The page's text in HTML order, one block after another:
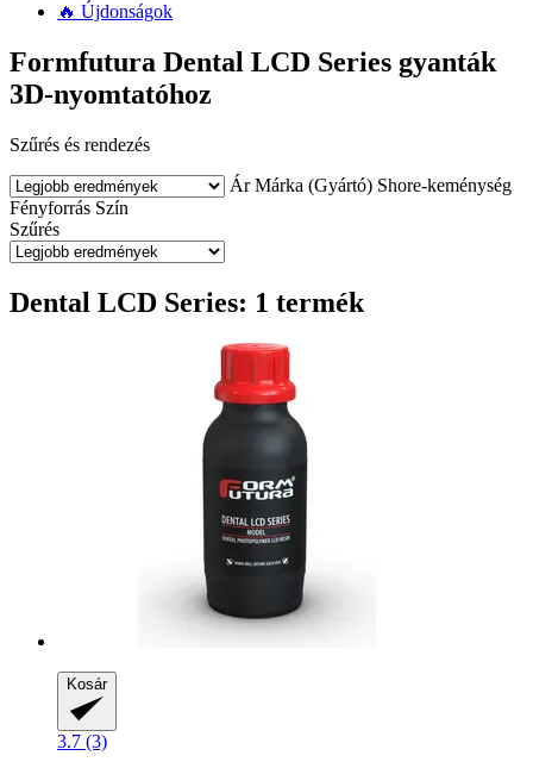
🔥 Újdonságok
Formfutura Dental LCD Series gyanták
3D-nyomtatóhoz
Szűrés és rendezés
Ár Márka (Gyártó) Shore-keménység
Fényforrás Szín
Szűrés
Dental LCD Series: 1 termék
Kosár
3.7 (3)